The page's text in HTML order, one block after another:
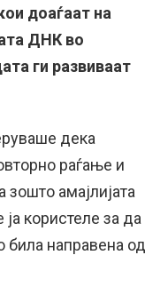
доаѓаат на
ДНК во
ги развиваат
дека
раѓање и
амајлијата
ја користеле за да
била направена од